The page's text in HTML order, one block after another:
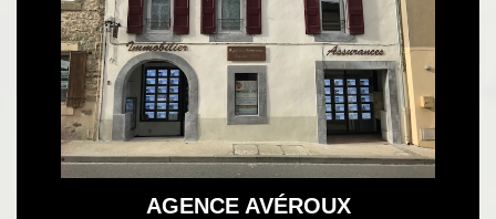
AGENCE AVÉROUX